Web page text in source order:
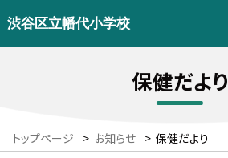
渋谷区立幡代小学校
保健だより
トップページ > お知らせ > 保健だより